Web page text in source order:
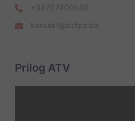
+38757400040
kontakt@zzfps.ba
Prilog ATV